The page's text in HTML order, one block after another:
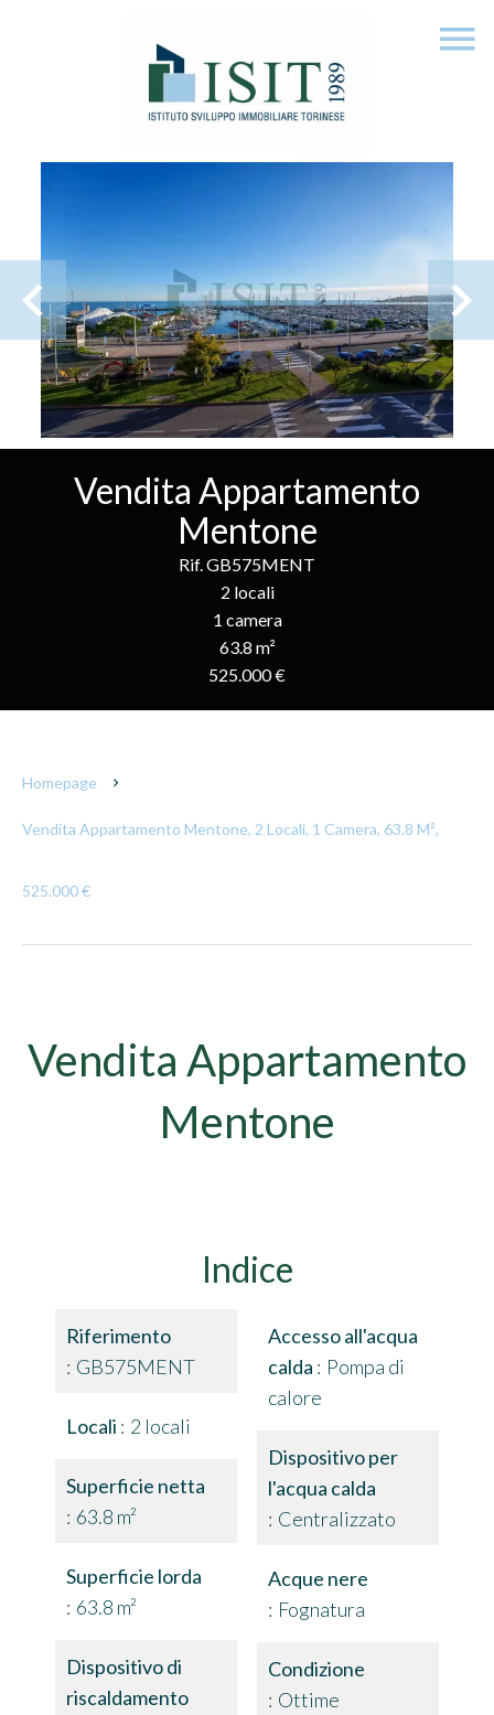
Vendita Appartamento
Mentone
Rif. GB575MENT
2 locali
1 camera
63.8 m²
525.000 €
Homepage
Vendita Appartamento Mentone, 2 Locali, 1 Camera, 63.8 M²,
525.000 €
Vendita Appartamento
Mentone
Indice
Riferimento
GB575MENT
Locali 2 locali
Superficie netta
63.8 m²
Superficie lorda
63.8 m²
Dispositivo di
riscaldamento
Accesso all'acqua
calda
Pompa di
calore
Dispositivo per
l'acqua calda
Centralizzato
Acque nere
Fognatura
Condizione
Ottime